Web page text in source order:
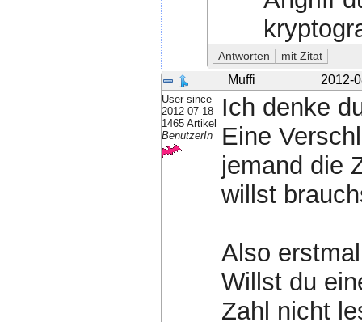
Muffi 2012-
User since
2012-07-18
1465 Artikel
BenutzerIn
Ich denke
Eine
jemand die
willst
Also
Willst du
Zahl nicht